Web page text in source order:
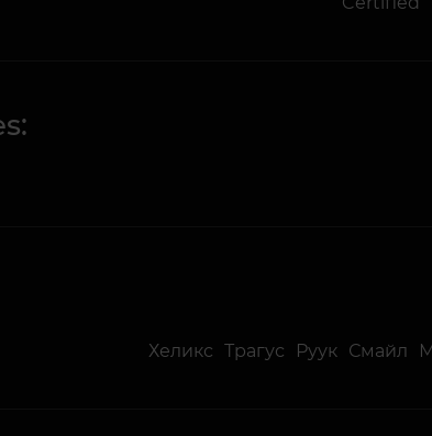
Хеликс Трагус Руук Смайл